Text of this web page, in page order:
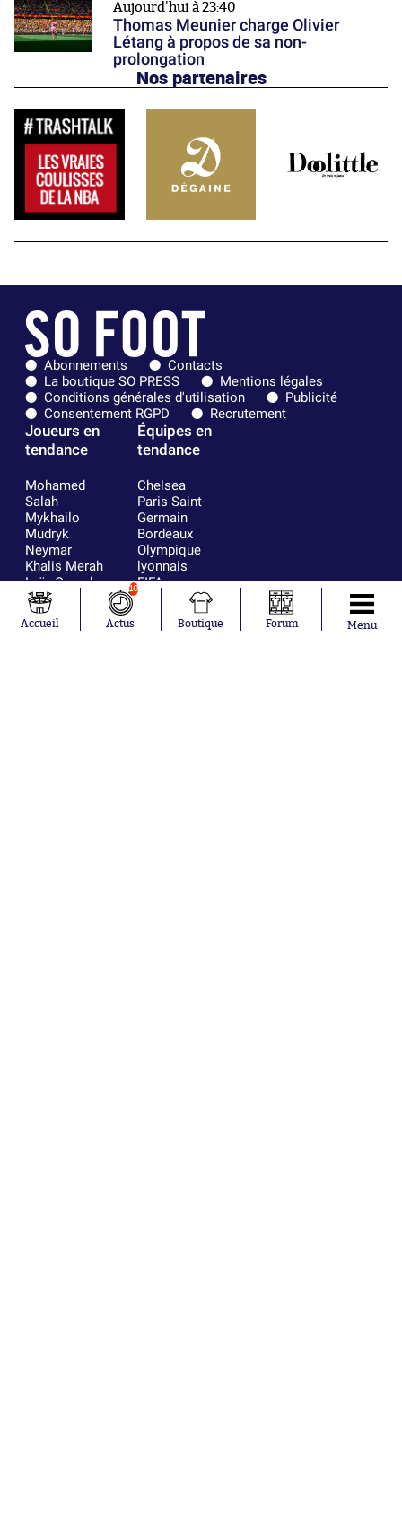
Aujourd'hui à 23:40
Thomas Meunier charge Olivier
Létang à propos de sa non-
prolongation
Nos partenaires
Abonnements
Contacts
La boutique SO PRESS
Mentions légales
Conditions générales d'utilisation
Publicité
Consentement RGPD
Recrutement
Joueurs en
tendance
Mohamed
Salah
Mykhailo
Mudryk
Neymar
Khalis Merah
Loïs Openda
Moussa
Niakhaté
Nicolás
Équipes en
tendance
Chelsea
Paris Saint-
Germain
Bordeaux
Olympique
lyonnais
FIFA
Real Madrid
RC Strasbourg
AC Milan
Accueil
10
Actus Boutique Forum Menu